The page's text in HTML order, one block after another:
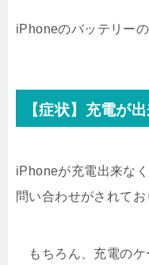
iPhoneのバッテリー
【症状】充電が
iPhoneが充電出来な
問い合わせがされてお
もちろん、充電のケ